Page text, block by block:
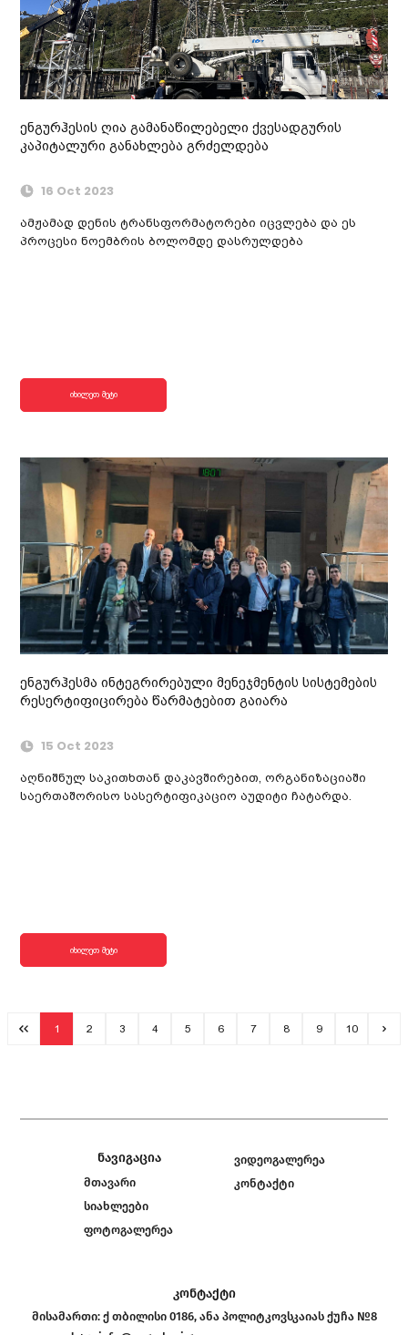
ენგურჰესის ღია გამანაწილებელი ქვესადგურის
კაპიტალური განახლება გრძელდება
16 Oct 2023
ამჟამად დენის ტრანსფორმატორები იცვლება და ეს
პროცესი ნოემბრის ბოლომდე დასრულდება
იხილეთ მეტი
ენგურჰესმა ინტეგრირებული მენეჯმენტის სისტემების
რესერტიფიცირება წარმატებით გაიარა
15 Oct 2023
აღნიშნულ საკითხთან დაკავშირებით, ორგანიზაციაში
საერთაშორისო სასერტიფიკაციო აუდიტი ჩატარდა.
იხილეთ მეტი
1 2 3 4 5 6 7 8 9 10
ნავიგაცია
მთავარი
სიახლეები
ფოტოგალერეა
ვიდეოგალერეა
კონტაქტი
კონტაქტი
მისამართი: ქ თბილისი 0186, ანა პოლიტკოვსკაიას ქუჩა №8